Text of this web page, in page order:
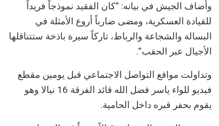
وأضاف الجيش في بيانه: “كان الفقيد نموذجاً فريداً
للقيادة العسكرية، ومضى ضارباً أروع الأمثلة في
البسالة والشجاعة والرباط، تاركاً سيرة باذخة ستتناقلها
الأجيال عبر الحقب”.
وتداولت مواقع التواصل الاجتماعي قبل يومين مقطع
فيديو للواء ياسر فضل الله قائد الفرقة 16 نيالا وهو
يقوم بحفر قبره داخل الحامية.